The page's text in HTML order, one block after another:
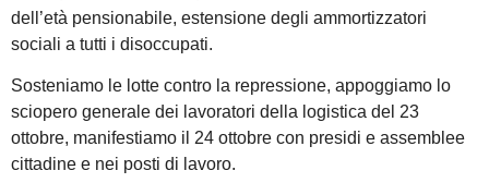
dell’età pensionabile, estensione degli ammortizzatori
sociali a tutti i disoccupati.
Sosteniamo le lotte contro la repressione, appoggiamo lo
sciopero generale dei lavoratori della logistica del 23
ottobre, manifestiamo il 24 ottobre con presidi e assemblee
cittadine e nei posti di lavoro.